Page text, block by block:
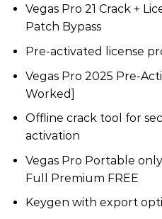
Vegas Pro 21 Crack +
Patch Bypass
Pre-activated license
Vegas Pro 2025 Pre-
Worked]
Offline crack tool for
activation
Vegas Pro Portable
Full Premium FREE
Keygen with export